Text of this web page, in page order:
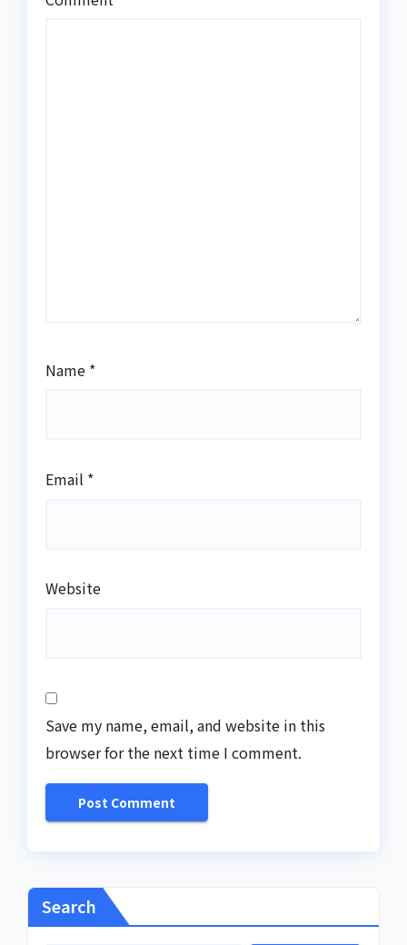
Name *
Email *
Website
Save my name, email, and website in this
browser for the next time I comment.
Search